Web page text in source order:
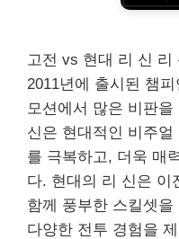
고전 vs 현대 리 신 리
2011년에 출시된 챔
모션에서 많은 비판
신은 현대적인 비주
를 극복하고, 더욱 매
다. 현대의 리 신은 이
함께 풍부한 스킬셋
다양한 전투 경험을